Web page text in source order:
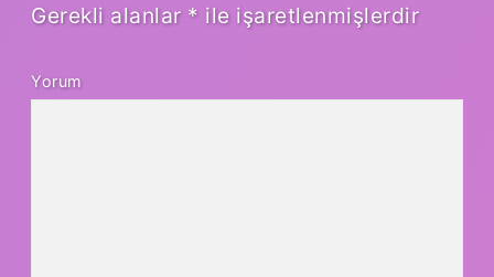
Gerekli alanlar * ile işaretlenmişlerdir
Yorum